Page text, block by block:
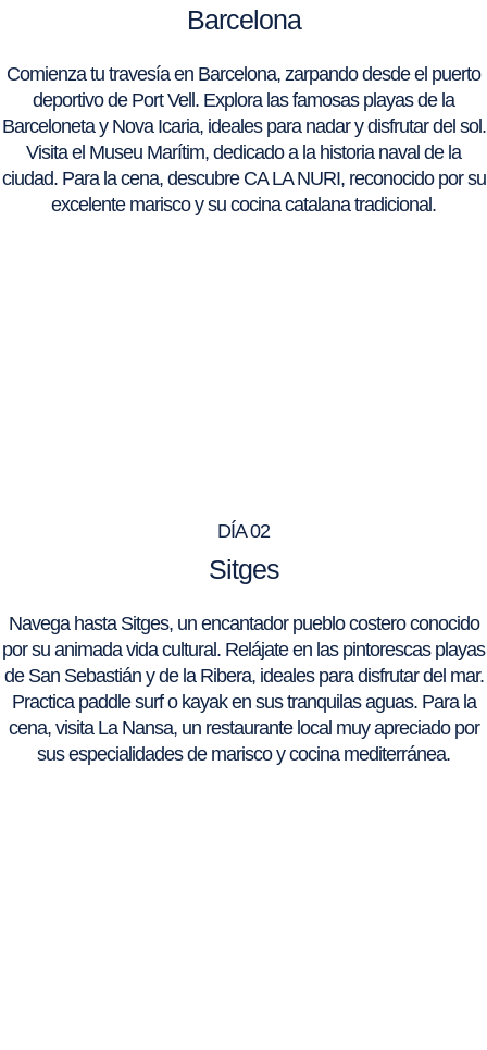
Barcelona
Comienza tu travesía en Barcelona, zarpando desde el puerto
deportivo de Port Vell. Explora las famosas playas de la
Barceloneta y Nova Icaria, ideales para nadar y disfrutar del sol.
Visita el Museu Marítim, dedicado a la historia naval de la
ciudad. Para la cena, descubre CA LA NURI, reconocido por su
excelente marisco y su cocina catalana tradicional.
DÍA 02
Sitges
Navega hasta Sitges, un encantador pueblo costero conocido
por su animada vida cultural. Relájate en las pintorescas playas
de San Sebastián y de la Ribera, ideales para disfrutar del mar.
Practica paddle surf o kayak en sus tranquilas aguas. Para la
cena, visita La Nansa, un restaurante local muy apreciado por
sus especialidades de marisco y cocina mediterránea.